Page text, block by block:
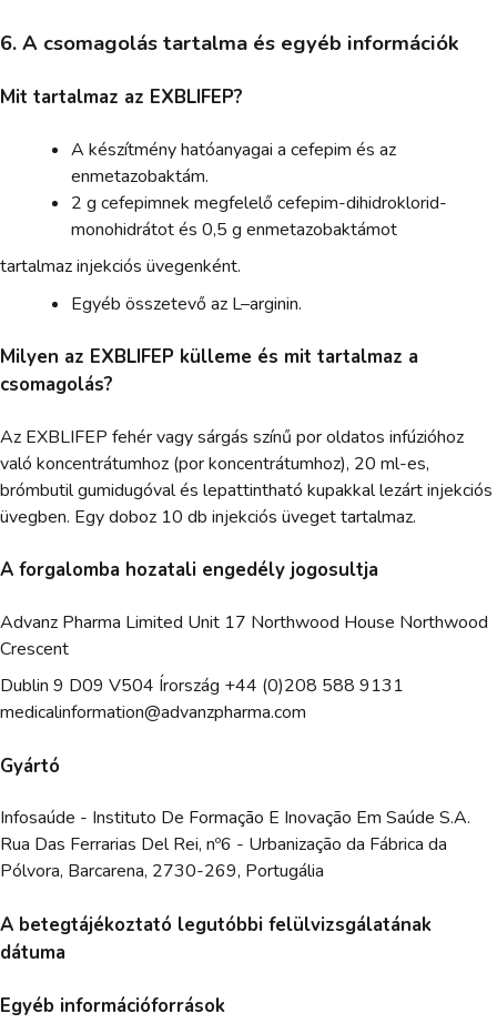
6. A csomagolás tartalma és egyéb információk
Mit tartalmaz az EXBLIFEP?
A készítmény hatóanyagai a cefepim és az
enmetazobaktám.
2 g cefepimnek megfelelő cefepim-dihidroklorid-
monohidrátot és 0,5 g enmetazobaktámot
tartalmaz injekciós üvegenként.
Egyéb összetevő az L–arginin.
Milyen az EXBLIFEP külleme és mit tartalmaz a
csomagolás?
Az EXBLIFEP fehér vagy sárgás színű por oldatos infúzióhoz
való koncentrátumhoz (por koncentrátumhoz), 20 ml-es,
brómbutil gumidugóval és lepattintható kupakkal lezárt injekciós
üvegben. Egy doboz 10 db injekciós üveget tartalmaz.
A forgalomba hozatali engedély jogosultja
Advanz Pharma Limited Unit 17 Northwood House Northwood
Crescent
Dublin 9 D09 V504 Írország +44 (0)208 588 9131
medicalinformation@advanzpharma.com
Gyártó
Infosaúde - Instituto De Formação E Inovação Em Saúde S.A.
Rua Das Ferrarias Del Rei, nº6 - Urbanização da Fábrica da
Pólvora, Barcarena, 2730-269, Portugália
A betegtájékoztató legutóbbi felülvizsgálatának
dátuma
Egyéb információforrások